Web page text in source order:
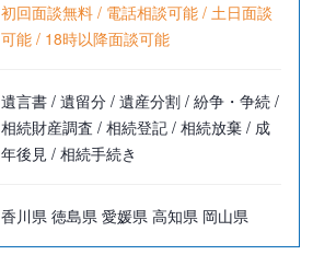
初回面談無料 / 電話相談可能 / 土日面談
可能 / 18時以降面談可能
遺言書 / 遺留分 / 遺産分割 / 紛争・争続 /
相続財産調査 / 相続登記 / 相続放棄 / 成
年後見 / 相続手続き
香川県 徳島県 愛媛県 高知県 岡山県